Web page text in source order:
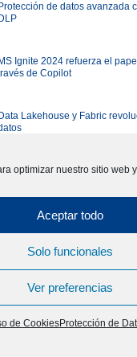
optimizar nuestro sitio web
Aceptar todo
Solo funcionales
Ver preferencias
de CookiesProtección de
Protección de datos avanzada
DLP
MS Ignite 2024 refuerza el
de Copilot
Data Lakehouse y Fabric
Windows y SQL Server
Un ecosistema Microsoft aún
y Agents